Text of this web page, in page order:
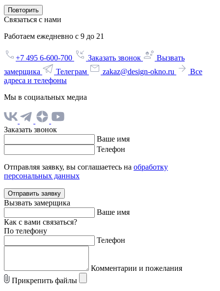
Повторить
Связаться с нами
Работаем ежедневно с 9 до 21
+7 495 6-600-700 Заказать звонок
Вызвать
замерщика
Телеграм zakaz@design-okno.ru
Все
адреса и телефоны
Мы в социальных медиа
Заказать звонок
Ваше имя
Телефон
Отправляя заявку, вы соглашаетесь на обработку
персональных данных
Отправить заявку
Вызвать замерщика
Ваше имя
Как с вами связаться?
По телефону
Телефон
Комментарии и пожелания
Прикрепить файлы